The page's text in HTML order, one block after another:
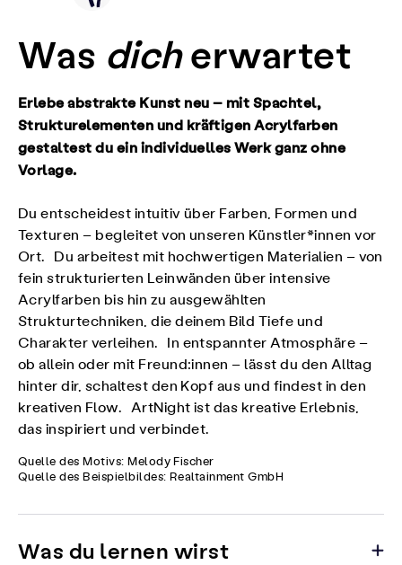
Was dicherwartet
Erlebe abstrakte Kunst neu – mit Spachtel,
Strukturelementen und kräftigen Acrylfarben
gestaltest du ein individuelles Werk ganz ohne
Vorlage.
Du entscheidest intuitiv über Farben, Formen und
Texturen – begleitet von unseren Künstler*innen vor
Ort. Du arbeitest mit hochwertigen Materialien – von
fein strukturierten Leinwänden über intensive
Acrylfarben bis hin zu ausgewählten
Strukturtechniken, die deinem Bild Tiefe und
Charakter verleihen. In entspannter Atmosphäre –
ob allein oder mit Freund:innen – lässt du den Alltag
hinter dir, schaltest den Kopf aus und findest in den
kreativen Flow. ArtNight ist das kreative Erlebnis,
das inspiriert und verbindet.
Quelle des Motivs: Melody Fischer
Quelle des Beispielbildes: Realtainment GmbH
Was du lernen wirst